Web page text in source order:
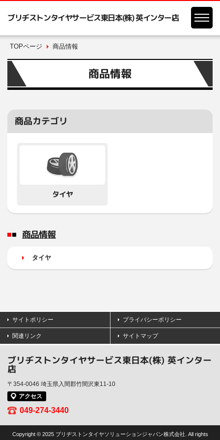
ブリヂストンタイヤサービス東日本(株) 英インター店
TOPページ 商品情報
商品情報
商品カテゴリ
タイヤ
商品情報
タイヤ
サイトポリシー プライバシーポリシー
関連リンク サイトマップ
ブリヂストンタイヤサービス東日本(株) 英インター
店
〒354-0046 埼玉県入間郡竹間沢東11-10
アクセス
049-274-3440
Copyright © 2025 ブリヂストンタイヤソリューションジャパン株式会社. All rights